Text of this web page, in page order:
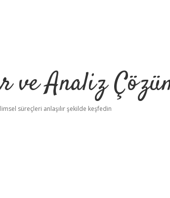
ve Analiz
süreçleri anlaşılır şekilde keşfedin